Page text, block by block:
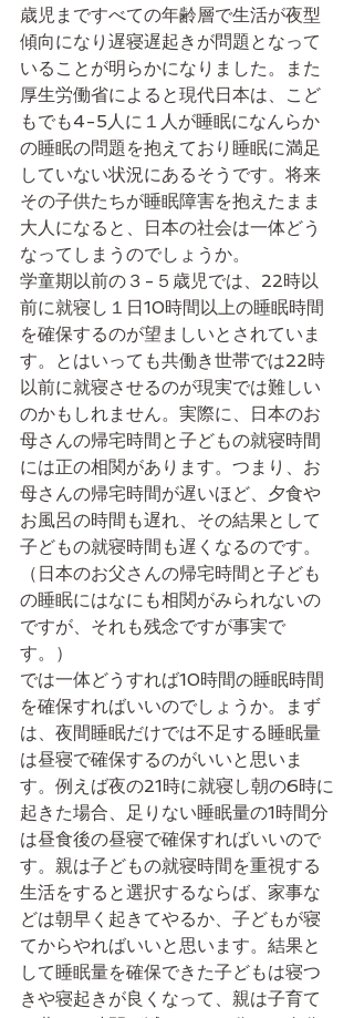
歳児まですべての年齢層で生活が夜型
傾向になり遅寝遅起きが問題となって
いることが明らかになりました。また
厚生労働省によると現代日本は、こど
もでも4-5人に１人が睡眠になんらか
の睡眠の問題を抱えており睡眠に満足
していない状況にあるそうです。将来
その子供たちが睡眠障害を抱えたまま
大人になると、日本の社会は一体どう
なってしまうのでしょうか。
学童期以前の３-５歳児では、22時以
前に就寝し１日10時間以上の睡眠時間
を確保するのが望ましいとされていま
す。とはいっても共働き世帯では22時
以前に就寝させるのが現実では難しい
のかもしれません。実際に、日本のお
母さんの帰宅時間と子どもの就寝時間
には正の相関があります。つまり、お
母さんの帰宅時間が遅いほど、夕食や
お風呂の時間も遅れ、その結果として
子どもの就寝時間も遅くなるのです。
（日本のお父さんの帰宅時間と子ども
の睡眠にはなにも相関がみられないの
ですが、それも残念ですが事実で
す。）
では一体どうすれば10時間の睡眠時間
を確保すればいいのでしょうか。まず
は、夜間睡眠だけでは不足する睡眠量
は昼寝で確保するのがいいと思いま
す。例えば夜の21時に就寝し朝の6時に
起きた場合、足りない睡眠量の1時間分
は昼食後の昼寝で確保すればいいので
す。親は子どもの就寝時間を重視する
生活をすると選択するならば、家事な
どは朝早く起きてやるか、子どもが寝
てからやればいいと思います。結果と
して睡眠量を確保できた子どもは寝つ
きや寝起きが良くなって、親は子育て